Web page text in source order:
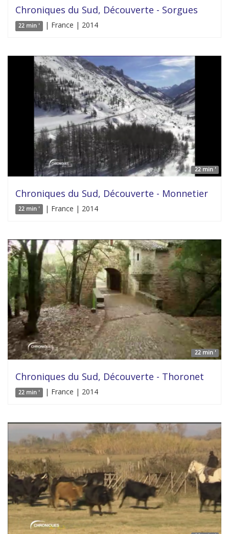
Chroniques du Sud, Découverte - Sorgues
22 min ' | France | 2014
22 min '
Chroniques du Sud, Découverte - Monnetier
22 min ' | France | 2014
22 min '
Chroniques du Sud, Découverte - Thoronet
22 min ' | France | 2014